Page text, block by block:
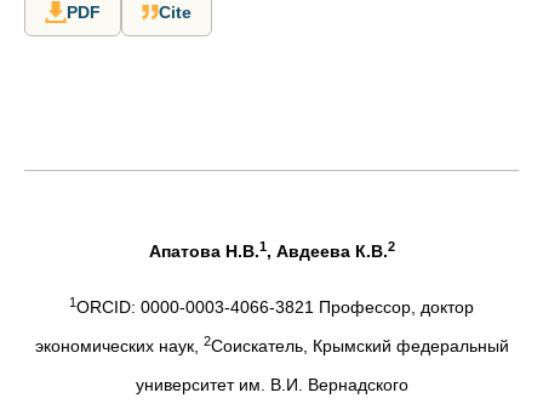
PDF Cite
Апатова Н.В.1, Авдеева К.В.2
1ORCID: 0000-0003-4066-3821 Профессор, доктор
экономических наук,
2Соискатель, Крымский федеральный
университет им. В.И. Вернадского